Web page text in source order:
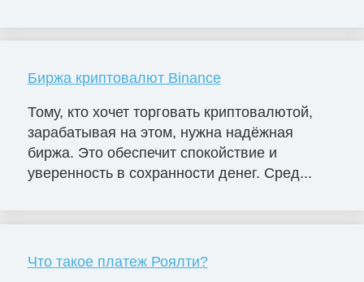
Биржа криптовалют Binance
Тому, кто хочет торговать криптовалютой,
зарабатывая на этом, нужна надёжная
биржа. Это обеспечит спокойствие и
уверенность в сохранности денег. Сред...
Что такое платеж Роялти?